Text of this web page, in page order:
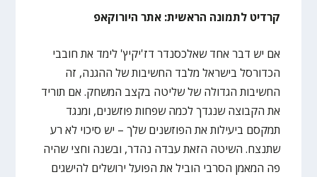
קרדיט לתמונה הראשית: אתר היורוקאפ
אם יש דבר אחד שאלכסנדר דז'יקיץ' לימד את חובבי
הכדורסל בישראל מלבד החשיבות של ההגנה, זה
החשיבות הגדולה של שליטה בקצב המשחק. אם תוריד
את הקבוצה שנגדך לכמה שפחות פוזשנים, ומנגד
תמקסם ביעילות את הפוזשנים שלך – יש סיכוי לא רע
שתנצח. השיטה הזאת עבדה נהדר, ובשנה וחצי שהיה
פה המאמן הסרבי הוביל את הפועל ירושלים להישגים